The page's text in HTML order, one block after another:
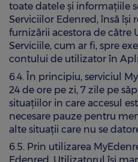
toate datele și informațiile
Serviciilor Edenred, însă își
furnizării acestora de către
Serviciile, cum ar fi, spre
contului de utilizator în
6.4. În principiu, serviciul
24 de ore pe zi, 7 zile pe
situațiilor in care accesul
necesare pauze pentru
alte situații care nu se
6.5. Prin utilizarea